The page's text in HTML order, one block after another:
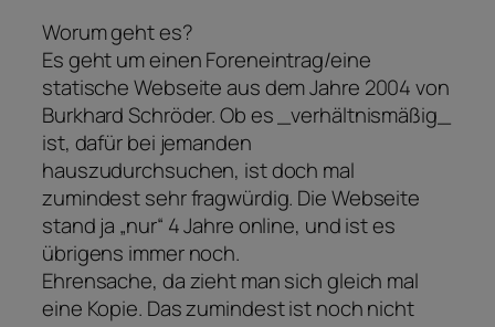
Worum geht es?
Es geht um einen Foreneintrag/eine
statische Webseite aus dem Jahre 2004 von
Burkhard Schröder. Ob es _verhältnismäßig_
ist, dafür bei jemanden
hauszudurchsuchen, ist doch mal
zumindest sehr fragwürdig. Die Webseite
stand ja „nur“ 4 Jahre online, und ist es
übrigens immer noch.
Ehrensache, da zieht man sich gleich mal
eine Kopie. Das zumindest ist noch nicht